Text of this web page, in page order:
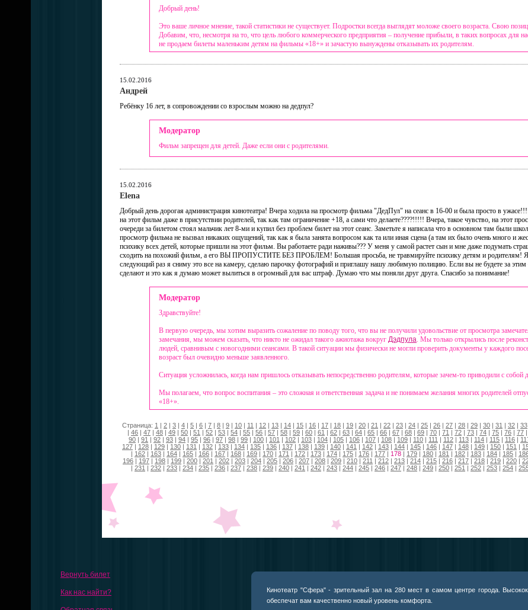
Добрый день!
Это ваше личное мнение, такой статистики не существует. Подростки всегда выглядят моложе своего возраста. Свою
Добавим, что, несмотря на то, что цель любого коммерческого предприятия – получение прибыли, в таких вопросах для
не продаем билеты маленьким детям на фильмы «18+» и зачастую вынуждены отказывать их родителям.
15.02.2016
Андрей
Ребёнку 16 лет, в сопровождении со взрослым можно на дедпул?
Модератор
Фильм запрещен для детей. Даже если они с родителями.
15.02.2016
Elena
Добрый день дорогая администрация кинотеатра! Вчера ходила на просмотр фильма "ДедПул" на сеанс в 16-00 и была просто в
на этот фильм даже в присутствии родителей, так как там ограничение +18, а сами что делаете????!!!!! Вчера, такое чувство, на этот
очереди за билетом стоял мальчик лет 8-ми и купил без проблем билет на этот сеанс. Заметьте я написала что в основном там были
просмотр фильма не вызвал никаких ощущений, так как я была занята вопросом как та или иная сцена (а там их было очень много и
психику всех детей, которые пришли на этот фильм. Вы работаете ради наживы??? У меня у самой растет сын и мне даже подумать
сходить на похожий фильм, а его ВЫ ПРОПУСТИТЕ БЕЗ ПРОБЛЕМ! Большая просьба, не травмируйте психику детям и родителям! Я
следующий раз я сниму это все на камеру, сделаю парочку фотографий и приглашу нашу любимую полицию. Если вы не будете за этим
сделают и это как я думаю может вылиться в огромный для вас штраф. Думаю что мы поняли друг друга. Спасибо за понимание!
Модератор
Здравствуйте!
В первую очередь, мы хотим выразить сожаление по поводу того, что вы не получили удовольствие от просмотра
замечания, мы можем сказать, что никто не ожидал такого ажиотажа вокруг Дэдпула. Мы только открылись после
людей, сравнивым с новогодними сеансами. В такой ситуации мы физически не могли проверить документы у каждого
возраст был очевидно меньше заявленного.
Ситуация усложнилась, когда нам пришлось отказывать непосредственно родителям, которые зачем-то приводили с собой
Мы полагаем, что вопрос воспитания – это сложная и ответственная задача и не понимаем желания многих родителей
«18+».
Страница: 1 | 2 | 3 | 4 | 5 | 6 | 7 | 8 | 9 | 10 | 11 | 12 | 13 | 14 | 15 | 16 | 17 | 18 | 19 | 20 | 21 | 22 | 23 | 24 | 25 | 26 | 27 | 28 | 29 | 30 | 31 | 32 | 33
| 46 | 47 | 48 | 49 | 50 | 51 | 52 | 53 | 54 | 55 | 56 | 57 | 58 | 59 | 60 | 61 | 62 | 63 | 64 | 65 | 66 | 67 | 68 | 69 | 70 | 71 | 72 | 73 | 74 | 75 | 76 | 77 |
90 | 91 | 92 | 93 | 94 | 95 | 96 | 97 | 98 | 99 | 100 | 101 | 102 | 103 | 104 | 105 | 106 | 107 | 108 | 109 | 110 | 111 | 112 | 113 | 114 | 115 | 116 |
127 | 128 | 129 | 130 | 131 | 132 | 133 | 134 | 135 | 136 | 137 | 138 | 139 | 140 | 141 | 142 | 143 | 144 | 145 | 146 | 147 | 148 | 149 | 150 | 151 |
| 162 | 163 | 164 | 165 | 166 | 167 | 168 | 169 | 170 | 171 | 172 | 173 | 174 | 175 | 176 | 177 | 178 | 179 | 180 | 181 | 182 | 183 | 184 | 185 |
196 | 197 | 198 | 199 | 200 | 201 | 202 | 203 | 204 | 205 | 206 | 207 | 208 | 209 | 210 | 211 | 212 | 213 | 214 | 215 | 216 | 217 | 218 | 219 | 220 |
| 231 | 232 | 233 | 234 | 235 | 236 | 237 | 238 | 239 | 240 | 241 | 242 | 243 | 244 | 245 | 246 | 247 | 248 | 249 | 250 | 251 | 252 | 253 | 254 |
Вернуть билет
Как нас найти?
Кинотеатр "Сфера" - зрительный зал на 280 мест в самом центре города.
обеспечат вам качественно новый уровень комфорта.